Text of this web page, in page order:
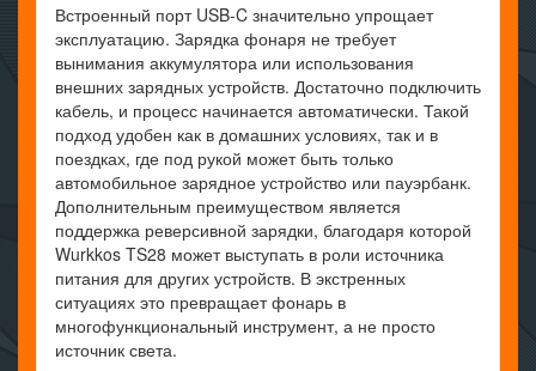
Встроенный порт USB-C значительно упрощает
эксплуатацию. Зарядка фонаря не требует
вынимания аккумулятора или использования
внешних зарядных устройств. Достаточно подключить
кабель, и процесс начинается автоматически. Такой
подход удобен как в домашних условиях, так и в
поездках, где под рукой может быть только
автомобильное зарядное устройство или пауэрбанк.
Дополнительным преимуществом является
поддержка реверсивной зарядки, благодаря которой
Wurkkos TS28 может выступать в роли источника
питания для других устройств. В экстренных
ситуациях это превращает фонарь в
многофункциональный инструмент, а не просто
источник света.